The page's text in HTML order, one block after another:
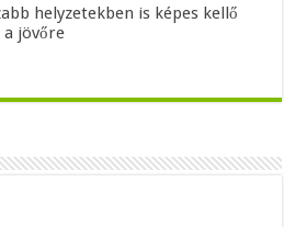
helyzetekben is képes kellő
jövőre